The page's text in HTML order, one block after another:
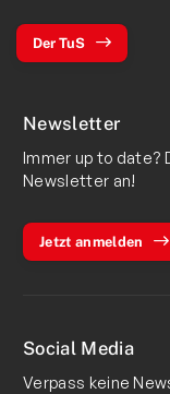
Der TuS
Newsletter
Immer up to date?
Newsletter an!
Jetzt anmelden
Social Media
Verpass keine